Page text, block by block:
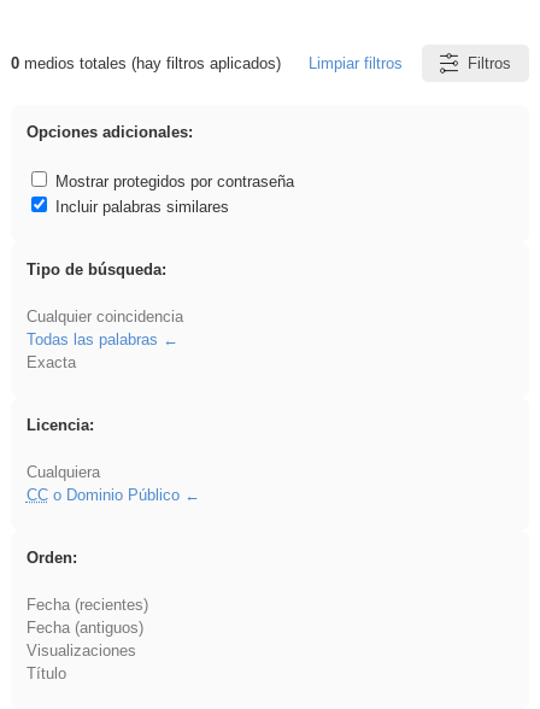
Resultados de: soldador
0medios totales (hay filtros aplicados) Limpiar filtros Filtros
Opciones adicionales:
Mostrar protegidos por contraseña
Incluir palabras similares
Tipo de búsqueda:
Cualquier coincidencia
Todas las palabras
Exacta
Licencia:
Cualquiera
CCo Dominio Público
Orden:
Fecha (recientes)
Fecha (antiguos)
Visualizaciones
Título